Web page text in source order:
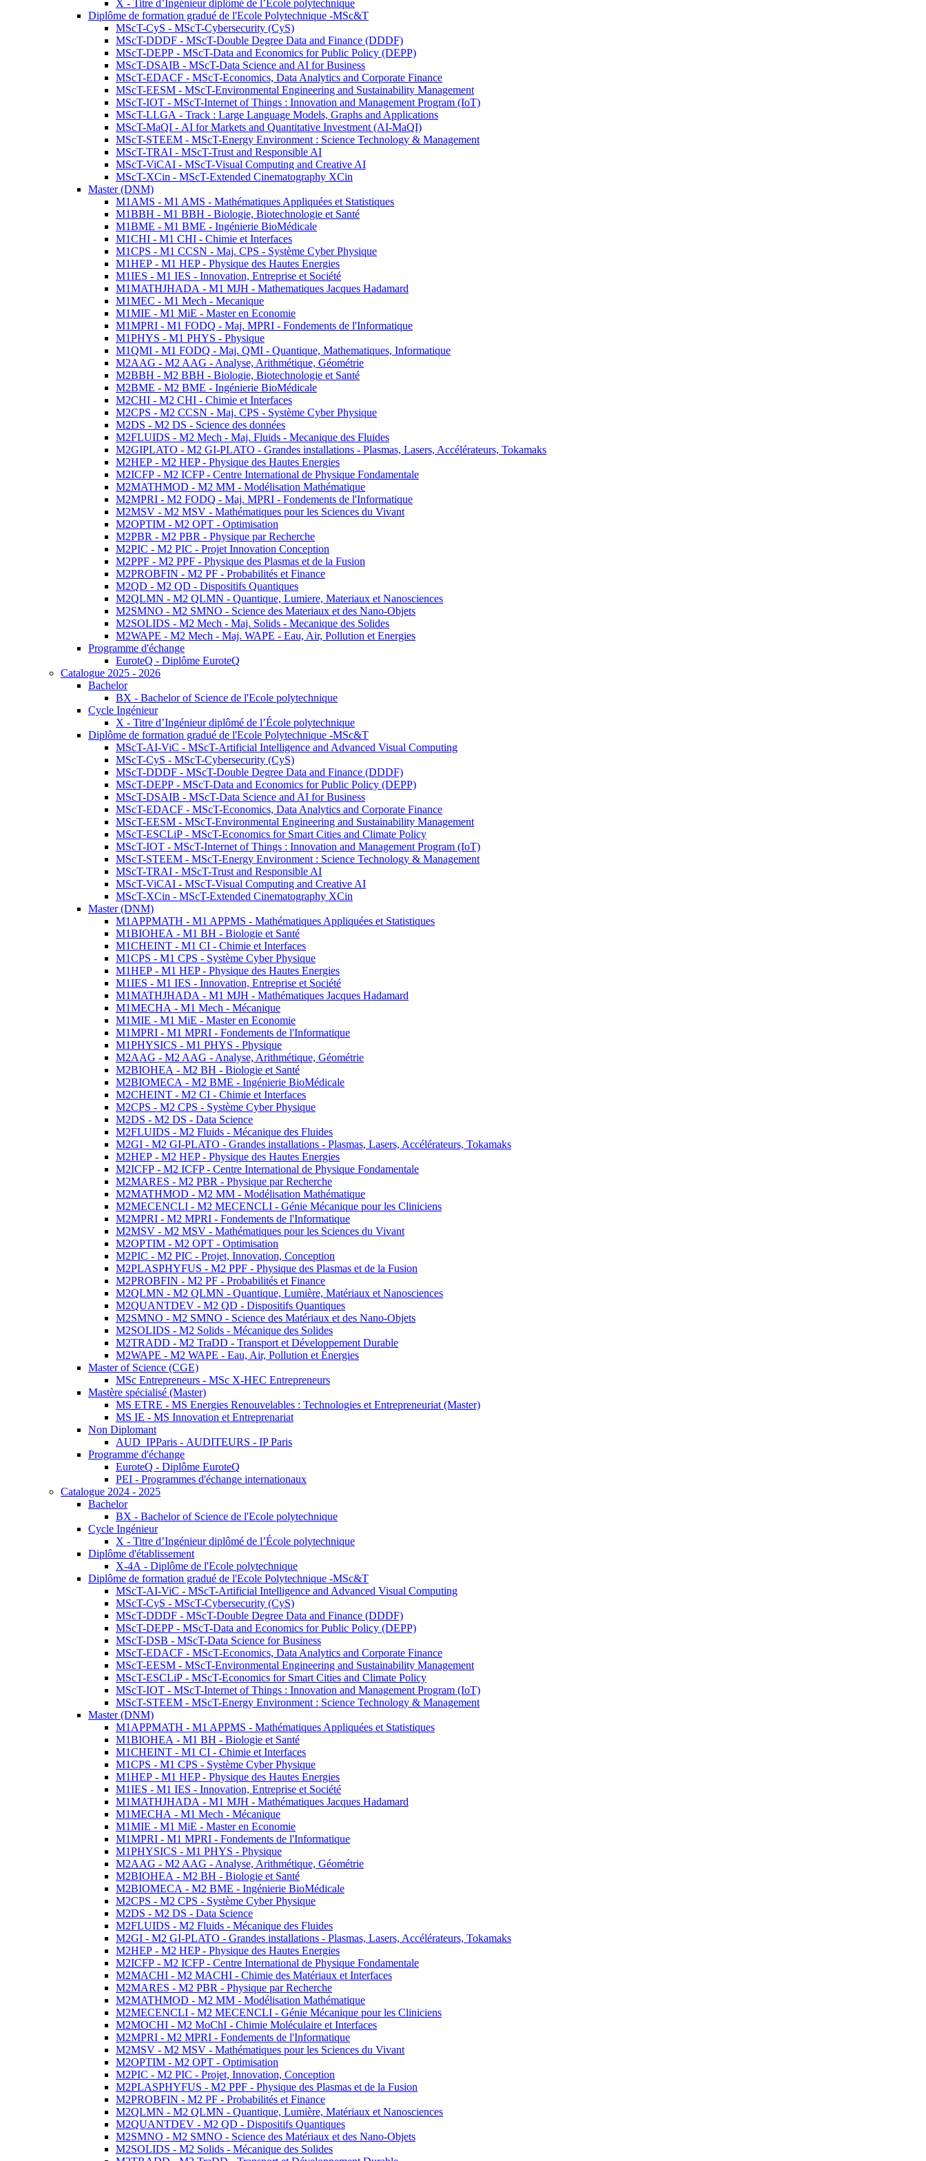
X - Titre d’Ingénieur diplômé de l’École polytechnique
Diplôme de formation gradué de l'Ecole Polytechnique -MSc&T
MScT-CyS - MScT-Cybersecurity (CyS)
MScT-DDDF - MScT-Double Degree Data and Finance (DDDF)
MScT-DEPP - MScT-Data and Economics for Public Policy (DEPP)
MScT-DSAIB - MScT-Data Science and AI for Business
MScT-EDACF - MScT-Economics, Data Analytics and Corporate Finance
MScT-EESM - MScT-Environmental Engineering and Sustainability Management
MScT-IOT - MScT-Internet of Things : Innovation and Management Program (IoT)
MScT-LLGA - Track : Large Language Models, Graphs and Applications
MScT-MaQI - AI for Markets and Quantitative Investment (AI-MaQI)
MScT-STEEM - MScT-Energy Environment : Science Technology & Management
MScT-TRAI - MScT-Trust and Responsible AI
MScT-ViCAI - MScT-Visual Computing and Creative AI
MScT-XCin - MScT-Extended Cinematography XCin
Master (DNM)
M1AMS - M1 AMS - Mathématiques Appliquées et Statistiques
M1BBH - M1 BBH - Biologie, Biotechnologie et Santé
M1BME - M1 BME - Ingénierie BioMédicale
M1CHI - M1 CHI - Chimie et Interfaces
M1CPS - M1 CCSN - Maj. CPS - Système Cyber Physique
M1HEP - M1 HEP - Physique des Hautes Energies
M1IES - M1 IES - Innovation, Entreprise et Société
M1MATHJHADA - M1 MJH - Mathematiques Jacques Hadamard
M1MEC - M1 Mech - Mecanique
M1MIE - M1 MiE - Master en Economie
M1MPRI - M1 FODQ - Maj. MPRI - Fondements de l'Informatique
M1PHYS - M1 PHYS - Physique
M1QMI - M1 FODQ - Maj. QMI - Quantique, Mathematiques, Informatique
M2AAG - M2 AAG - Analyse, Arithmétique, Géométrie
M2BBH - M2 BBH - Biologie, Biotechnologie et Santé
M2BME - M2 BME - Ingénierie BioMédicale
M2CHI - M2 CHI - Chimie et Interfaces
M2CPS - M2 CCSN - Maj. CPS - Système Cyber Physique
M2DS - M2 DS - Science des données
M2FLUIDS - M2 Mech - Maj. Fluids - Mecanique des Fluides
M2GIPLATO - M2 GI-PLATO - Grandes installations - Plasmas, Lasers, Accélérateurs, Tokamaks
M2HEP - M2 HEP - Physique des Hautes Energies
M2ICFP - M2 ICFP - Centre International de Physique Fondamentale
M2MATHMOD - M2 MM - Modélisation Mathématique
M2MPRI - M2 FODQ - Maj. MPRI - Fondements de l'Informatique
M2MSV - M2 MSV - Mathématiques pour les Sciences du Vivant
M2OPTIM - M2 OPT - Optimisation
M2PBR - M2 PBR - Physique par Recherche
M2PIC - M2 PIC - Projet Innovation Conception
M2PPF - M2 PPF - Physique des Plasmas et de la Fusion
M2PROBFIN - M2 PF - Probabilités et Finance
M2QD - M2 QD - Dispositifs Quantiques
M2QLMN - M2 QLMN - Quantique, Lumiere, Materiaux et Nanosciences
M2SMNO - M2 SMNO - Science des Materiaux et des Nano-Objets
M2SOLIDS - M2 Mech - Maj. Solids - Mecanique des Solides
M2WAPE - M2 Mech - Maj. WAPE - Eau, Air, Pollution et Energies
Programme d'échange
EuroteQ - Diplôme EuroteQ
Catalogue 2025 - 2026
Bachelor
BX - Bachelor of Science de l'Ecole polytechnique
Cycle Ingénieur
X - Titre d’Ingénieur diplômé de l’École polytechnique
Diplôme de formation gradué de l'Ecole Polytechnique -MSc&T
MScT-AI-ViC - MScT-Artificial Intelligence and Advanced Visual Computing
MScT-CyS - MScT-Cybersecurity (CyS)
MScT-DDDF - MScT-Double Degree Data and Finance (DDDF)
MScT-DEPP - MScT-Data and Economics for Public Policy (DEPP)
MScT-DSAIB - MScT-Data Science and AI for Business
MScT-EDACF - MScT-Economics, Data Analytics and Corporate Finance
MScT-EESM - MScT-Environmental Engineering and Sustainability Management
MScT-ESCLiP - MScT-Economics for Smart Cities and Climate Policy
MScT-IOT - MScT-Internet of Things : Innovation and Management Program (IoT)
MScT-STEEM - MScT-Energy Environment : Science Technology & Management
MScT-TRAI - MScT-Trust and Responsible AI
MScT-ViCAI - MScT-Visual Computing and Creative AI
MScT-XCin - MScT-Extended Cinematography XCin
Master (DNM)
M1APPMATH - M1 APPMS - Mathématiques Appliquées et Statistiques
M1BIOHEA - M1 BH - Biologie et Santé
M1CHEINT - M1 CI - Chimie et Interfaces
M1CPS - M1 CPS - Système Cyber Physique
M1HEP - M1 HEP - Physique des Hautes Energies
M1IES - M1 IES - Innovation, Entreprise et Société
M1MATHJHADA - M1 MJH - Mathématiques Jacques Hadamard
M1MECHA - M1 Mech - Mécanique
M1MIE - M1 MiE - Master en Economie
M1MPRI - M1 MPRI - Fondements de l'Informatique
M1PHYSICS - M1 PHYS - Physique
M2AAG - M2 AAG - Analyse, Arithmétique, Géométrie
M2BIOHEA - M2 BH - Biologie et Santé
M2BIOMECA - M2 BME - Ingénierie BioMédicale
M2CHEINT - M2 CI - Chimie et Interfaces
M2CPS - M2 CPS - Système Cyber Physique
M2DS - M2 DS - Data Science
M2FLUIDS - M2 Fluids - Mécanique des Fluides
M2GI - M2 GI-PLATO - Grandes installations - Plasmas, Lasers, Accélérateurs, Tokamaks
M2HEP - M2 HEP - Physique des Hautes Energies
M2ICFP - M2 ICFP - Centre International de Physique Fondamentale
M2MARES - M2 PBR - Physique par Recherche
M2MATHMOD - M2 MM - Modélisation Mathématique
M2MECENCLI - M2 MECENCLI - Génie Mécanique pour les Cliniciens
M2MPRI - M2 MPRI - Fondements de l'Informatique
M2MSV - M2 MSV - Mathématiques pour les Sciences du Vivant
M2OPTIM - M2 OPT - Optimisation
M2PIC - M2 PIC - Projet, Innovation, Conception
M2PLASPHYFUS - M2 PPF - Physique des Plasmas et de la Fusion
M2PROBFIN - M2 PF - Probabilités et Finance
M2QLMN - M2 QLMN - Quantique, Lumière, Matériaux et Nanosciences
M2QUANTDEV - M2 QD - Dispositifs Quantiques
M2SMNO - M2 SMNO - Science des Matériaux et des Nano-Objets
M2SOLIDS - M2 Solids - Mécanique des Solides
M2TRADD - M2 TraDD - Transport et Développement Durable
M2WAPE - M2 WAPE - Eau, Air, Pollution et Énergies
Master of Science (CGE)
MSc Entrepreneurs - MSc X-HEC Entrepreneurs
Mastère spécialisé (Master)
MS ETRE - MS Energies Renouvelables : Technologies et Entrepreneuriat (Master)
MS IE - MS Innovation et Entreprenariat
Non Diplomant
AUD_IPParis - AUDITEURS - IP Paris
Programme d'échange
EuroteQ - Diplôme EuroteQ
PEI - Programmes d'échange internationaux
Catalogue 2024 - 2025
Bachelor
BX - Bachelor of Science de l'Ecole polytechnique
Cycle Ingénieur
X - Titre d’Ingénieur diplômé de l’École polytechnique
Diplôme d'établissement
X-4A - Diplôme de l'Ecole polytechnique
Diplôme de formation gradué de l'Ecole Polytechnique -MSc&T
MScT-AI-ViC - MScT-Artificial Intelligence and Advanced Visual Computing
MScT-CyS - MScT-Cybersecurity (CyS)
MScT-DDDF - MScT-Double Degree Data and Finance (DDDF)
MScT-DEPP - MScT-Data and Economics for Public Policy (DEPP)
MScT-DSB - MScT-Data Science for Business
MScT-EDACF - MScT-Economics, Data Analytics and Corporate Finance
MScT-EESM - MScT-Environmental Engineering and Sustainability Management
MScT-ESCLiP - MScT-Economics for Smart Cities and Climate Policy
MScT-IOT - MScT-Internet of Things : Innovation and Management Program (IoT)
MScT-STEEM - MScT-Energy Environment : Science Technology & Management
Master (DNM)
M1APPMATH - M1 APPMS - Mathématiques Appliquées et Statistiques
M1BIOHEA - M1 BH - Biologie et Santé
M1CHEINT - M1 CI - Chimie et Interfaces
M1CPS - M1 CPS - Système Cyber Physique
M1HEP - M1 HEP - Physique des Hautes Energies
M1IES - M1 IES - Innovation, Entreprise et Société
M1MATHJHADA - M1 MJH - Mathématiques Jacques Hadamard
M1MECHA - M1 Mech - Mécanique
M1MIE - M1 MiE - Master en Economie
M1MPRI - M1 MPRI - Fondements de l'Informatique
M1PHYSICS - M1 PHYS - Physique
M2AAG - M2 AAG - Analyse, Arithmétique, Géométrie
M2BIOHEA - M2 BH - Biologie et Santé
M2BIOMECA - M2 BME - Ingénierie BioMédicale
M2CPS - M2 CPS - Système Cyber Physique
M2DS - M2 DS - Data Science
M2FLUIDS - M2 Fluids - Mécanique des Fluides
M2GI - M2 GI-PLATO - Grandes installations - Plasmas, Lasers, Accélérateurs, Tokamaks
M2HEP - M2 HEP - Physique des Hautes Energies
M2ICFP - M2 ICFP - Centre International de Physique Fondamentale
M2MACHI - M2 MACHI - Chimie des Matériaux et Interfaces
M2MARES - M2 PBR - Physique par Recherche
M2MATHMOD - M2 MM - Modélisation Mathématique
M2MECENCLI - M2 MECENCLI - Génie Mécanique pour les Cliniciens
M2MOCHI - M2 MoChI - Chimie Moléculaire et Interfaces
M2MPRI - M2 MPRI - Fondements de l'Informatique
M2MSV - M2 MSV - Mathématiques pour les Sciences du Vivant
M2OPTIM - M2 OPT - Optimisation
M2PIC - M2 PIC - Projet, Innovation, Conception
M2PLASPHYFUS - M2 PPF - Physique des Plasmas et de la Fusion
M2PROBFIN - M2 PF - Probabilités et Finance
M2QLMN - M2 QLMN - Quantique, Lumière, Matériaux et Nanosciences
M2QUANTDEV - M2 QD - Dispositifs Quantiques
M2SMNO - M2 SMNO - Science des Matériaux et des Nano-Objets
M2SOLIDS - M2 Solids - Mécanique des Solides